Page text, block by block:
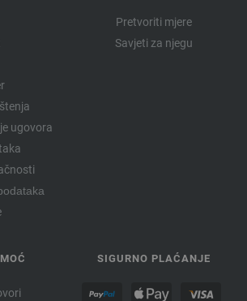
ugovora
Pretvoriti mjere
Savjeti za njegu
SIGURNO PLAĆANJE